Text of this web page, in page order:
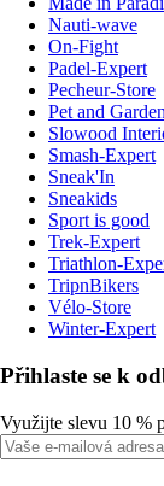
Nauti-wave
On-Fight
Padel-Expert
Pecheur-Store
Pet and Garden
Slowood
Smash-Expert
Sneak'In
Sneakids
Sport is good
Trek-Expert
Triathlon-
TripnBikers
Vélo-Store
Winter-Expert
Přihlaste se k
Využijte slevu 10 %